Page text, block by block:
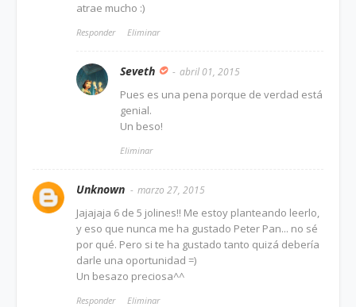
atrae mucho :)
Responder Eliminar
Seveth abril 01, 2015
Pues es una pena porque de verdad está
genial.
Un beso!
Eliminar
Unknown marzo 27, 2015
Jajajaja 6 de 5 jolines!! Me estoy planteando leerlo,
y eso que nunca me ha gustado Peter Pan... no sé
por qué. Pero si te ha gustado tanto quizá debería
darle una oportunidad =)
Un besazo preciosa^^
Responder Eliminar